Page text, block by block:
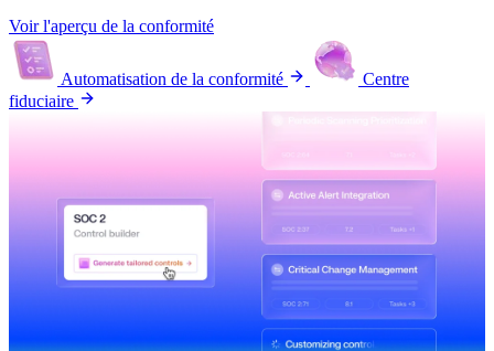
Voir l'aperçu de la conformité
Automatisation de la conformité
Centre
fiduciaire